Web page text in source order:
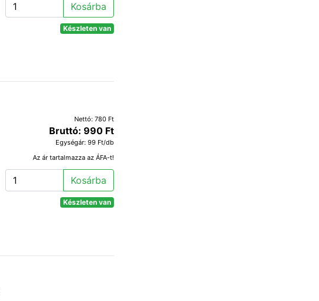
Kosárba
Készleten van
Nettó: 780 Ft
Bruttó: 990 Ft
Egységár: 99 Ft/db
Az ár tartalmazza az ÁFA-t!
Kosárba
Készleten van